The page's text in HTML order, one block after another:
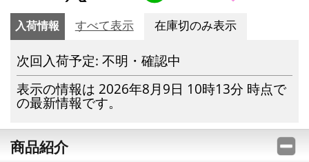
入荷情報 すべて表示 在庫切のみ表示
次回入荷予定: 不明・確認中
表示の情報は 2026年8月9日 10時13分 時点で
の最新情報です。
商品紹介